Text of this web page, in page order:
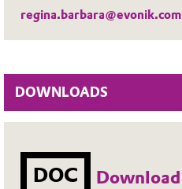
regina.barbara@evonik.com
DOWNLOADS
DOC Download